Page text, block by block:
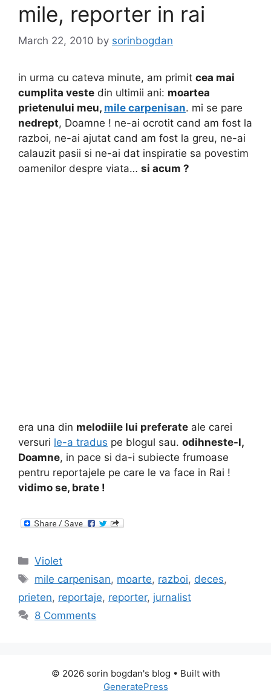
mile, reporter in rai
March 22, 2010 by sorinbogdan
in urma cu cateva minute, am primit cea mai
cumplita veste din ultimii ani: moartea
prietenului meu, mile carpenisan. mi se pare
nedrept, Doamne ! ne-ai ocrotit cand am fost la
razboi, ne-ai ajutat cand am fost la greu, ne-ai
calauzit pasii si ne-ai dat inspiratie sa povestim
oamenilor despre viata… si acum ?
era una din melodiile lui preferate ale carei
versuri le-a tradus pe blogul sau. odihneste-l,
Doamne, in pace si da-i subiecte frumoase
pentru reportajele pe care le va face in Rai !
vidimo se, brate !
Categories
Violet
Tags
mile carpenisan, moarte, razboi, deces,
prieten, reportaje, reporter, jurnalist
8 Comments
© 2026 sorin bogdan's blog • Built with
GeneratePress